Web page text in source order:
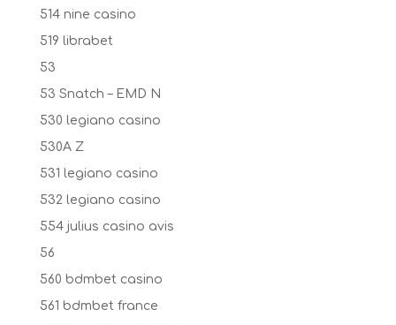
514 nine casino
519 librabet
53
53 Snatch – EMD N
530 legiano casino
530A Z
531 legiano casino
532 legiano casino
554 julius casino avis
56
560 bdmbet casino
561 bdmbet france